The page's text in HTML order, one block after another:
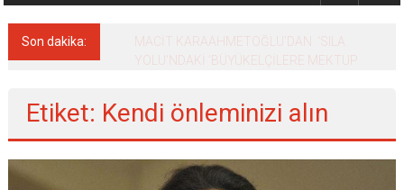
Son dakika:
MACİT KARAAHMETOĞLU’DAN ‘SILA
YOLU’NDAKİ ’BÜYÜKELÇİLERE MEKTUP
Etiket: Kendi önleminizi alın